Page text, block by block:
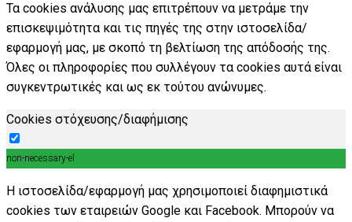
Τα cookies ανάλυσης μας επιτρέπουν να μετράμε την
επισκεψιμότητα και τις πηγές της στην ιστοσελίδα/
εφαρμογή μας, με σκοπό τη βελτίωση της απόδοσής της.
Όλες οι πληροφορίες που συλλέγουν τα cookies αυτά είναι
συγκεντρωτικές και ως εκ τούτου ανώνυμες.
Cookies στόχευσης/διαφήμισης
non-necessary-el
Η ιστοσελίδα/εφαρμογή μας χρησιμοποιεί διαφημιστικά
cookies των εταιρειών Google και Facebook. Μπορούν να